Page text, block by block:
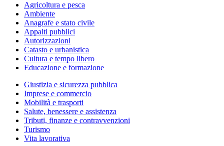
Agricoltura e pesca
Ambiente
Anagrafe e stato civile
Appalti pubblici
Autorizzazioni
Catasto e urbanistica
Cultura e tempo libero
Educazione e formazione
Giustizia e sicurezza pubblica
Imprese e commercio
Mobilità e trasporti
Salute, benessere e assistenza
Tributi, finanze e contravvenzioni
Turismo
Vita lavorativa